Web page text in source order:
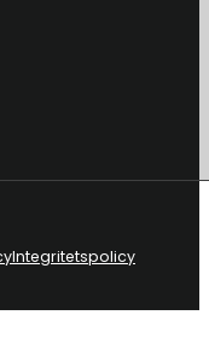
Integritetspolicy